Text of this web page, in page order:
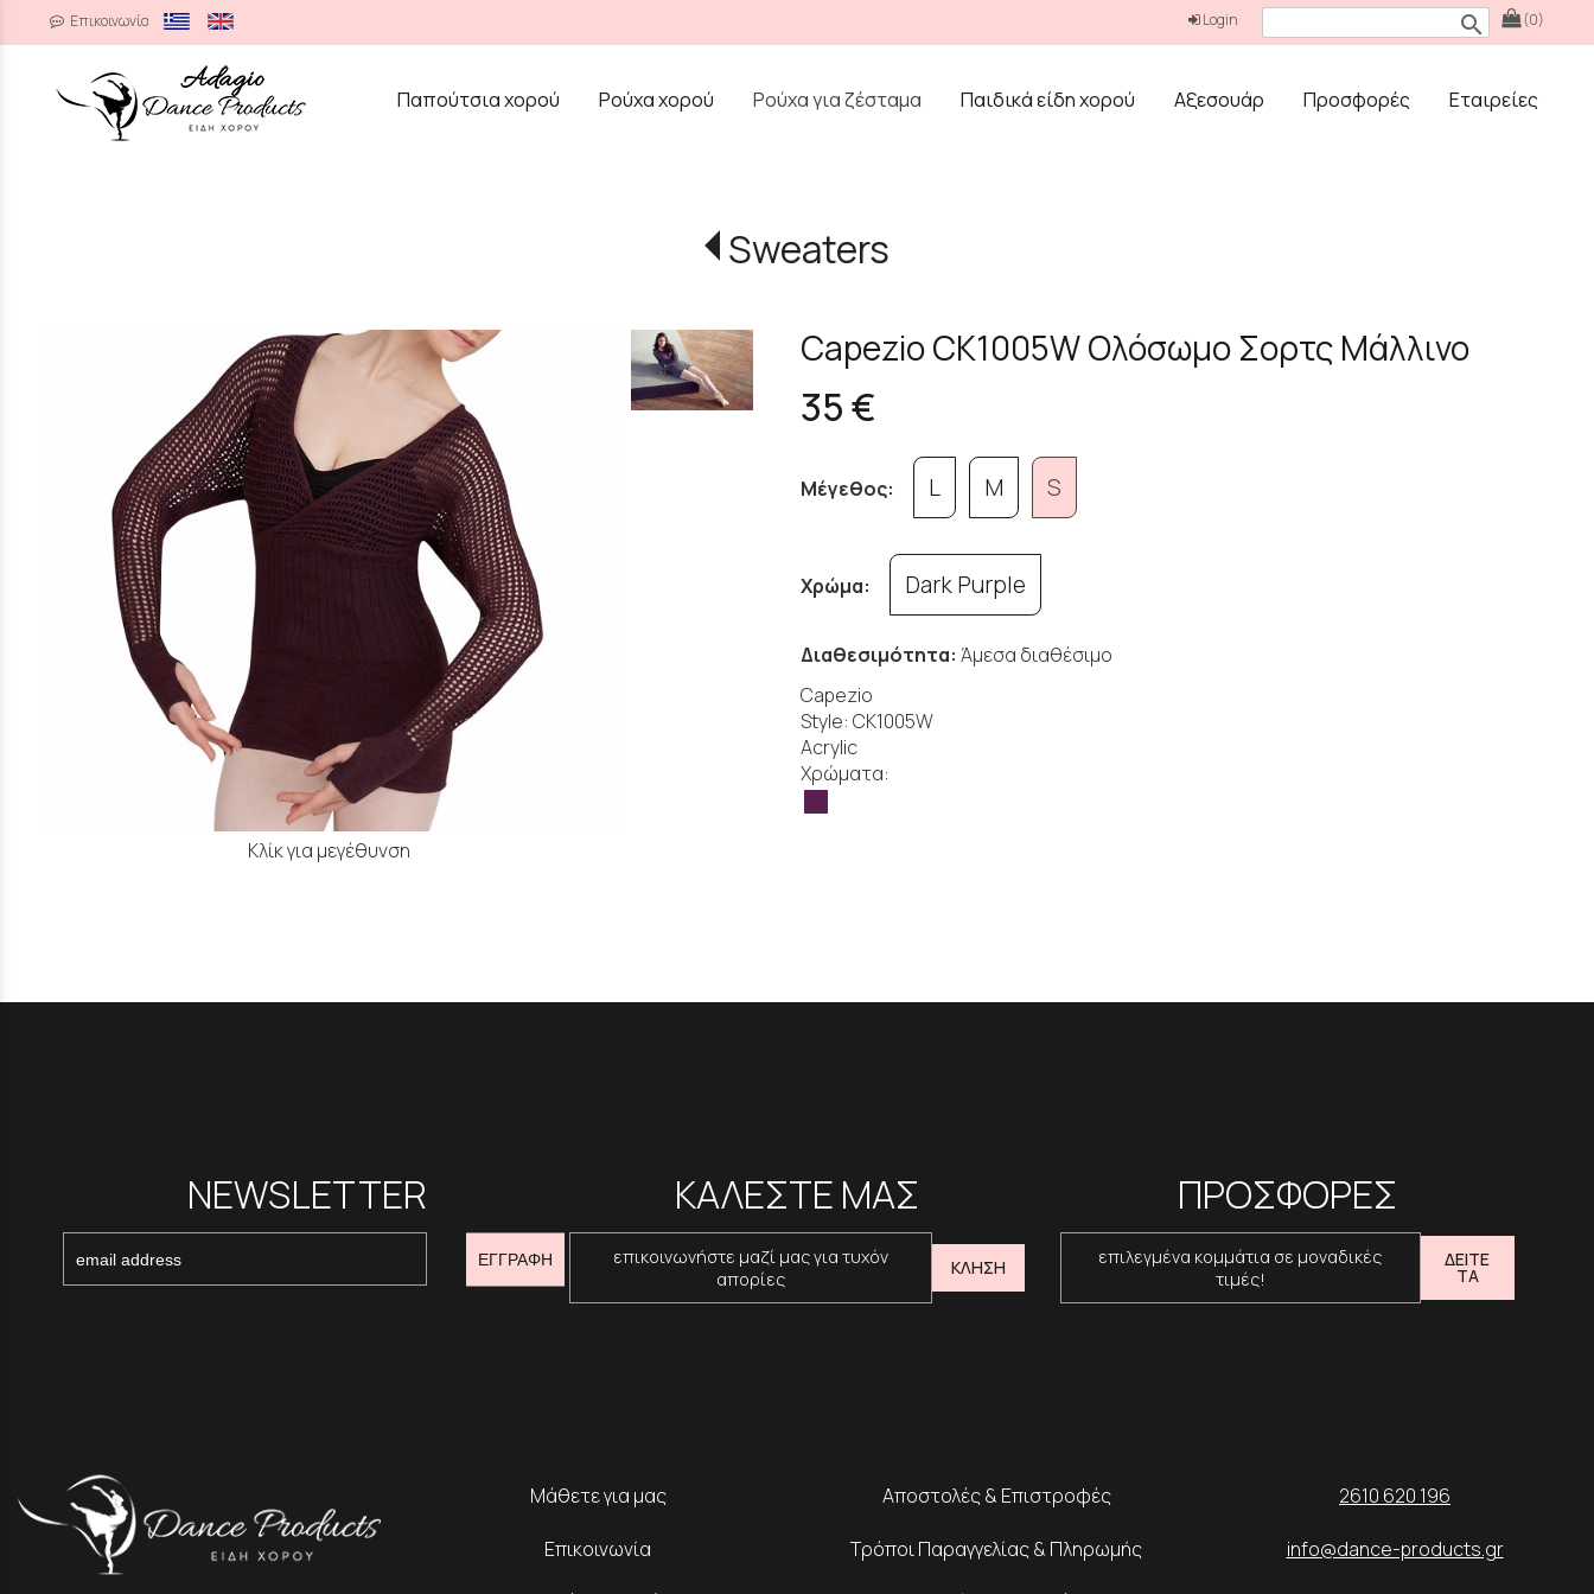
Επικοινωνία (0)
search
Login
Παπούτσια χορού
Ρούχα χορού Ρούχα για ζέσταμα Παιδικά είδη χορού Αξεσουάρ Προσφορές Εταιρείες
Sweaters
Κλίκ για μεγέθυνση
Capezio CK1005W Ολόσωμο Σορτς Μάλλινο
35 €
Μέγεθος: L M S
Χρώμα: Dark Purple
Διαθεσιμότητα: Άμεσα διαθέσιμο
Capezio
Style: CK1005W
Acrylic
Χρώματα:
NEWSLETTER
ΕΓΓΡΑΦΗ
ΚΑΛΕΣΤΕ ΜΑΣ
επικοινωνήστε μαζί μας για τυχόν
απορίες
ΚΛΗΣΗ
ΠΡΟΣΦΟΡΕΣ
επιλεγμένα κομμάτια σε μοναδικές
τιμές!
ΔΕΙΤΕ
ΤΑ
Μάθετε για μας
Επικοινωνία
Αποστολές & Επιστροφές
Τρόποι Παραγγελίας & Πληρωμής
2610 620 196
info@dance-products.gr